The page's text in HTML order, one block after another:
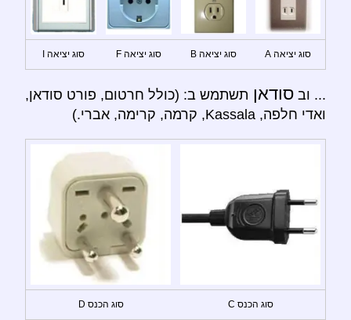
סוג יציאה A סוג יציאה B סוג יציאה F סוג יציאה I
... וב סודאן תשתמש ב: (כולל חרטום, פורט סודאן,
ואדי חלפה, Kassala, קרמה, קרימה, אברי.)
סוג הכנס C סוג הכנס D